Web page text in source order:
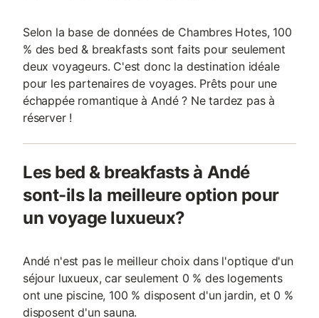
Selon la base de données de Chambres Hotes, 100
% des bed & breakfasts sont faits pour seulement
deux voyageurs. C'est donc la destination idéale
pour les partenaires de voyages. Prêts pour une
échappée romantique à Andé ? Ne tardez pas à
réserver !
Les bed & breakfasts à Andé
sont-ils la meilleure option pour
un voyage luxueux?
Andé n'est pas le meilleur choix dans l'optique d'un
séjour luxueux, car seulement 0 % des logements
ont une piscine, 100 % disposent d'un jardin, et 0 %
disposent d'un sauna.